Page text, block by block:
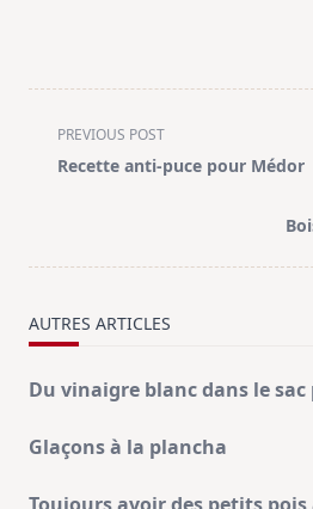
<span
class="nav-
text">Page</span>
PREVIOUS POST
Recette anti-puce pour Médor
AUTRES ARTICLES
Du vinaigre blanc dans le sac
Glaçons à la plancha